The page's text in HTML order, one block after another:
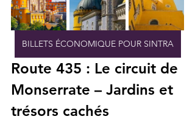
BILLETS ÉCONOMIQUE POUR SINTRA
Route 435 : Le circuit de
Monserrate – Jardins et
trésors cachés